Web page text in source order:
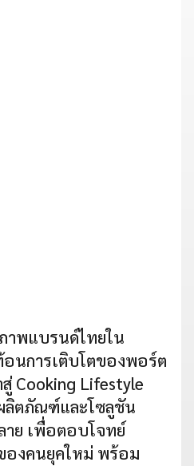
าพแบรนด์ไทยใน
อนการเติบโตของพอร์ต
Cooking Lifestyle
ลิตภัณฑ์และโซลูชัน
ย เพื่อตอบโจทย์
องคนยุคใหม่ พร้อม